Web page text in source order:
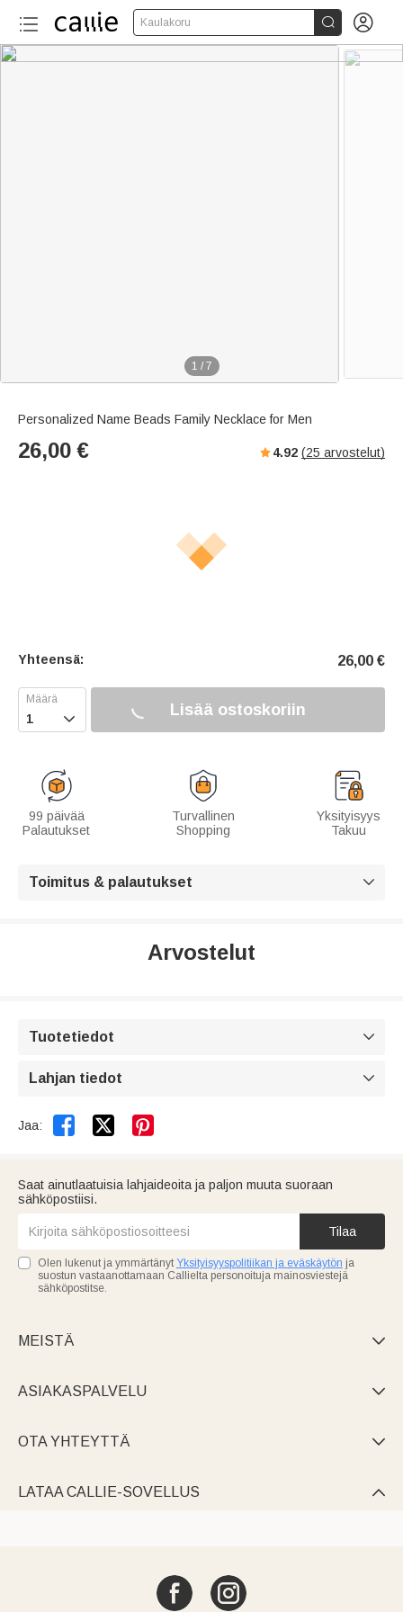
Kaulakoru  
1 / 7
Personalized Name Beads Family Necklace for Men
26,00 € 4.92 (25 arvostelut)
Yhteensä: 26,00 €
 Lisää ostoskoriin
99 päivää
Palautukset
Turvallinen
Shopping
Yksityisyys
Takuu
Toimitus & palautukset 
Arvostelut
Tuotetiedot 
Lahjan tiedot 
Jaa:  
Saat ainutlaatuisia lahjaideoita ja paljon muuta suoraan
sähköpostiisi.
Tilaa
Olen lukenut ja ymmärtänyt Yksityisyyspolitiikan ja eväskäytön ja
suostun vastaanottamaan Callielta personoituja mainosviestejä
sähköpostitse.
MEISTÄ 
ASIAKASPALVELU 
OTA YHTEYTTÄ 
LATAA CALLIE-SOVELLUS 